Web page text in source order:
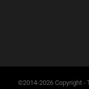
©2014-2026 Copyright -